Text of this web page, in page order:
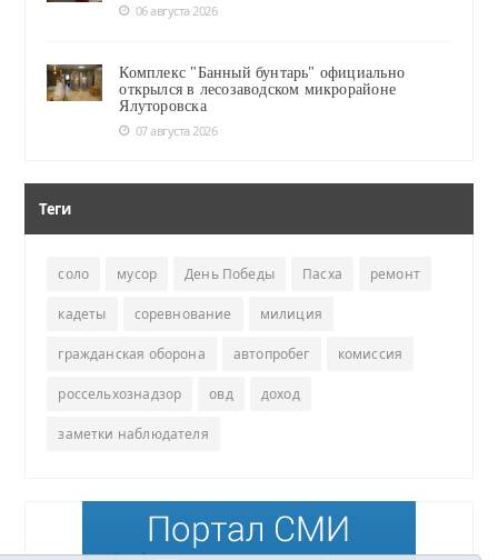
06 августа 2026
Комплекс "Банный бунтарь" официально
открылся в лесозаводском микрорайоне
Ялуторовска
07 августа 2026
Теги
соло мусор День Победы Пасха ремонт
кадеты соревнование милиция
гражданская оборона автопробег комиссия
россельхознадзор овд доход
заметки наблюдателя